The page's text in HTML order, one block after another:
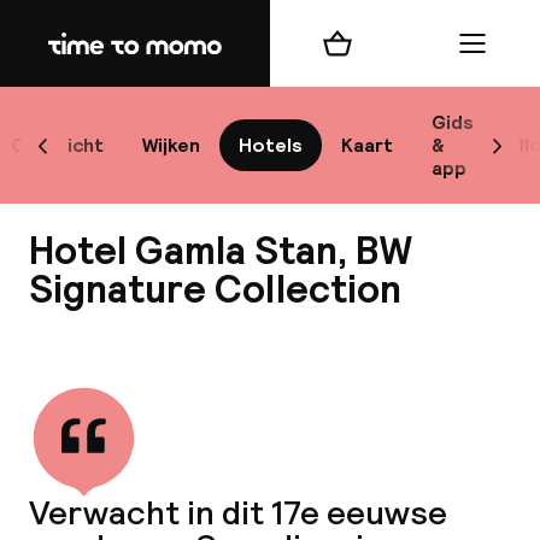
Home
Overzicht Wijken Hotels Kaart
Gids
&
app
Scroll naar links
Winkelmand Menu
Hotel Gamla Stan, BW
Signature Collection
Verwacht in dit 17e eeuwse